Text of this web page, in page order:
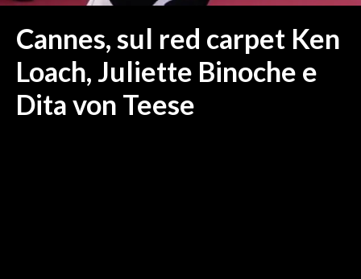
ITALIA
MONDO
Cannes, sul red carpet Ken
Loach, Juliette Binoche e
Dita von Teese